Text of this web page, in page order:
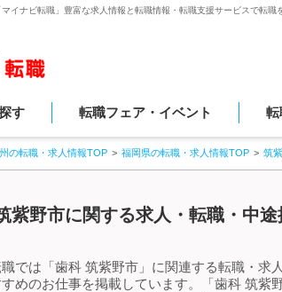
イナビ転職」豊富な求人情報と転職情報・転職支援サービスで転職
す 転職フェア・イベント 転
の転職・求人情報TOP 福岡県の転職・求人情報TOP 筑
紫野市に関する求人・転職・中
では「歯科 筑紫野市」に関連する転職・
めのお仕事を掲載しています。「歯科 筑紫